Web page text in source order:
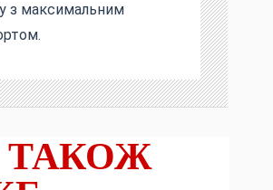
з максимальним
ТАКОЖ